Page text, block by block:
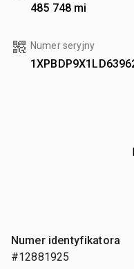
485 748 mi
Numer seryjny
Numer identyfikatora
#12881925